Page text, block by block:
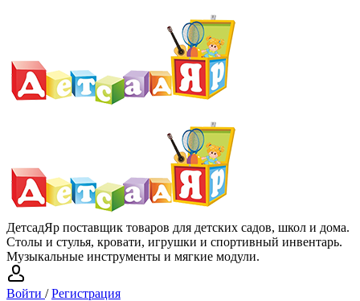
ДетсадЯр поставщик товаров для детских садов, школ и дома.
Столы и стулья, кровати, игрушки и спортивный инвентарь.
Музыкальные инструменты и мягкие модули.
Войти /Регистрация